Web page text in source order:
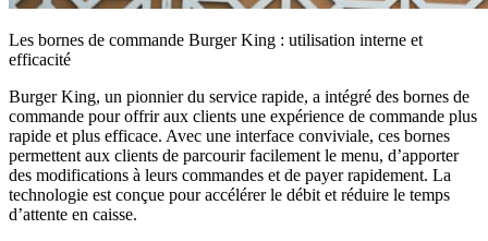
Les bornes de commande Burger King : utilisation interne et
efficacité
Burger King, un pionnier du service rapide, a intégré des bornes de
commande pour offrir aux clients une expérience de commande plus
rapide et plus efficace. Avec une interface conviviale, ces bornes
permettent aux clients de parcourir facilement le menu, d’apporter
des modifications à leurs commandes et de payer rapidement. La
technologie est conçue pour accélérer le débit et réduire le temps
d’attente en caisse.